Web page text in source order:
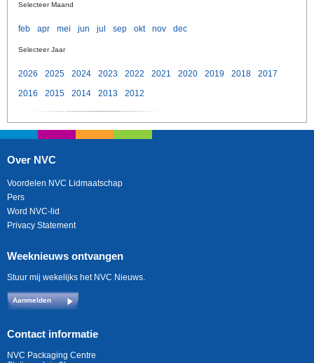
Selecteer Maand
feb apr mei jun jul sep okt nov dec
Selecteer Jaar
2026 2025 2024 2023 2022 2021 2020 2019 2018
2017
2016
2015 2014 2013 2012
Over NVC
Voordelen NVC Lidmaatschap
Pers
Word NVC-lid
Privacy Statement
Weeknieuws ontvangen
Stuur mij wekelijks het NVC Nieuws.
Aanmelden
Contact informatie
NVC Packaging Centre